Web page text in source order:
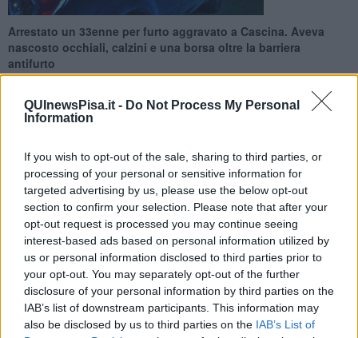
QUInewsPisa.it - Do Not Process My Personal
Information
If you wish to opt-out of the sale, sharing to third parties, or
processing of your personal or sensitive information for
targeted advertising by us, please use the below opt-out
section to confirm your selection. Please note that after your
opt-out request is processed you may continue seeing
interest-based ads based on personal information utilized by
us or personal information disclosed to third parties prior to
your opt-out. You may separately opt-out of the further
disclosure of your personal information by third parties on the
IAB’s list of downstream participants. This information may
also be disclosed by us to third parties on the IAB’s List of
Arrestato un 33enne per furto aggravato a Cascina. Aveva
nascosto occhiali, calzini e una borsa oltre la barriera
antifurto
CASCINA —È stato colto sul fatto dai Carabinieri della
Stazione di Navacchio un uomo di 33 anni,sorpreso a rubare
all’interno di un centro commerciale. Il furto è avvenuto nella tarda
mattinata del 14 Giugno. L ’uomo, in concorso con un complice
poi riuscito a fuggire, aveva sottratto tre paia di occhiali da sole,
alcuni calzini e una borsa, per un valore complessivo di circa 580
euro.
I militari lo hanno bloccato mentre tentava di ripetere lo stesso
schema con altri articoli. La refurtiva era già stata privata dei
dispositivi antitaccheggio e posizionata oltre la barriera antifurto,
evidentemente per essere recuperata con facilità all’esterno.